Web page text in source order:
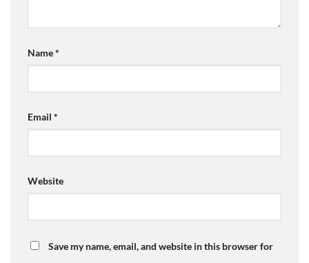
Name*
Email *
Website
Save my name, email, and website in this browser for